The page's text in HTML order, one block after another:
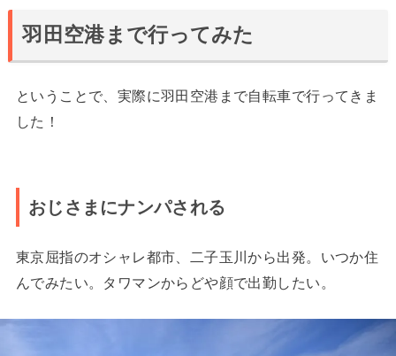
羽田空港まで行ってみた
ということで、実際に羽田空港まで自転車で行ってきま
した！
おじさまにナンパされる
東京屈指のオシャレ都市、二子玉川から出発。いつか住
んでみたい。タワマンからどや顔で出勤したい。